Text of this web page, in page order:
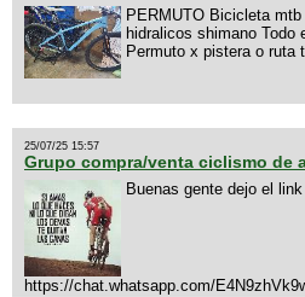
PERMUTO Bicicleta
hidralicos shimano Todo
Permuto x pistera o ruta
25/07/25 15:57
Grupo compra/venta ciclismo de
Buenas gente dejo el
https://chat.whatsapp.com/